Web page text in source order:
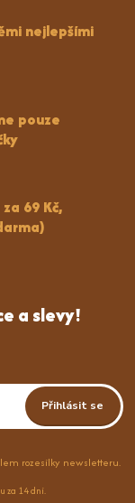
nejlepšími
pouze
69 Kč,
a slevy!
Přihlásit se
rozesílky newsletteru.
za 14 dní.